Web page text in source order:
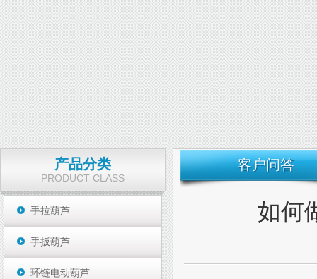
产品分类
PRODUCT CLASS
手拉葫芦
手扳葫芦
环链电动葫芦
客户问答
如何